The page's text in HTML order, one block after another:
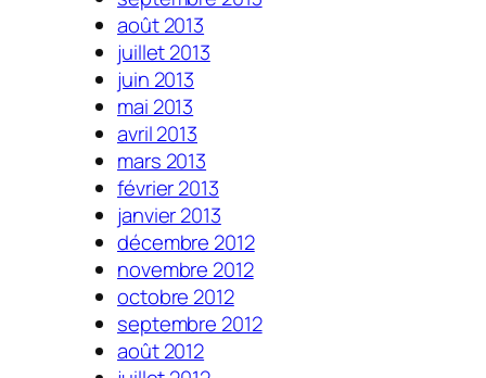
août 2013
juillet 2013
juin 2013
mai 2013
avril 2013
mars 2013
février 2013
janvier 2013
décembre 2012
novembre 2012
octobre 2012
septembre 2012
août 2012